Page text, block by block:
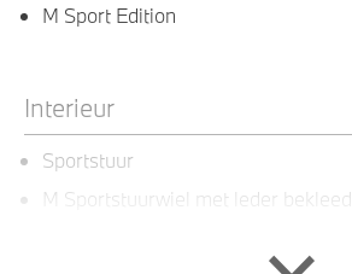
M Sport Edition
Interieur
Sportstuur
M Sportstuurwiel met leder bekleed